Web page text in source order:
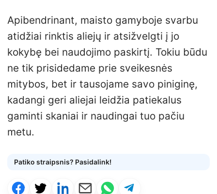
Apibendrinant, maisto gamyboje svarbu
atidžiai rinktis aliejų ir atsižvelgti į jo
kokybę bei naudojimo paskirtį. Tokiu būdu
ne tik prisidedame prie sveikesnės
mitybos, bet ir tausojame savo piniginę,
kadangi geri aliejai leidžia patiekalus
gaminti skaniai ir naudingai tuo pačiu
metu.
Patiko straipsnis? Pasidalink!